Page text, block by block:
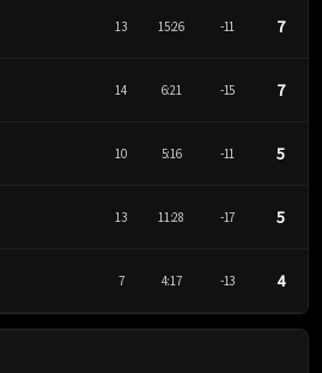
13 15:26 -11 7
14 6:21 -15 7
10 5:16 -11 5
13 11:28 -17 5
7 4:17 -13 4